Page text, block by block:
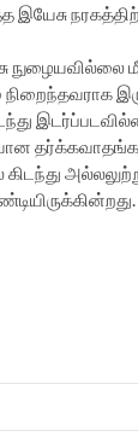
இயேசு
நுழையவில்லை